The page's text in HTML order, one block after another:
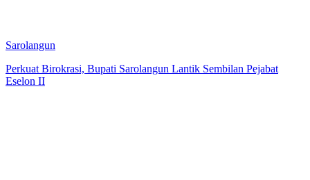
Sarolangun
Perkuat Birokrasi, Bupati Sarolangun Lantik Sembilan Pejabat
Eselon II